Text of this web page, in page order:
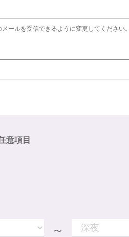
ールを受信できるように変更してください
意項目
〜